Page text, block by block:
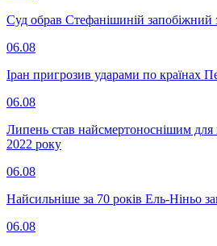
Суд обрав Стефанішиній запобіжний
06.08
Іран пригрозив ударами по країнах
06.08
Липень став найсмертоноснішим для
2022 року
06.08
Найсильніше за 70 років Ель-Ніньо
06.08